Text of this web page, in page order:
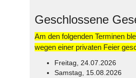
Geschlossene
Am den folgenden Terminen
wegen einer privaten Feier
Freitag, 24.07.2026
Samstag, 15.08.2026